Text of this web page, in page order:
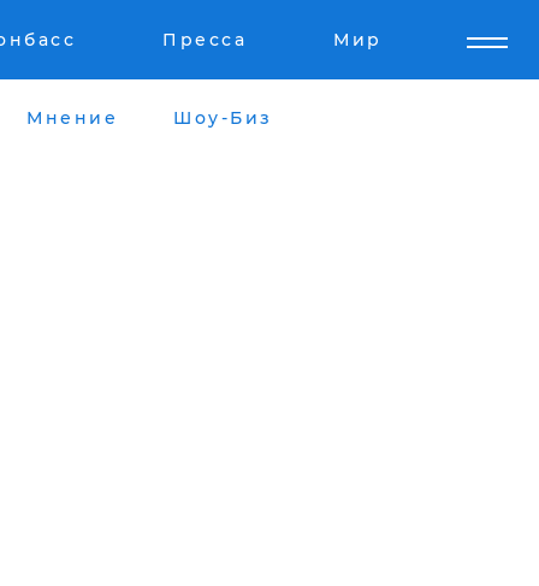
Пресса Мир
Мнение Шоу-Биз